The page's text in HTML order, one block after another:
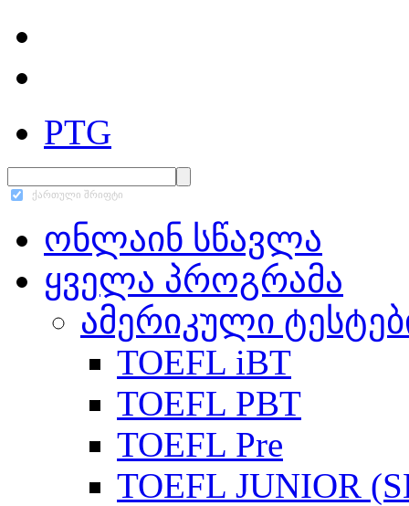
PTG
ქართული შრიფტი
ონლაინ სწავლა
ყველა პროგრამა
ამერიკული
TOEFL iBT
TOEFL PBT
TOEFL Pre
TOEFL JUNIOR